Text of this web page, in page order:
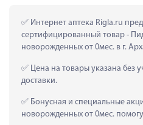
Интернет аптека Rigla.ru
сертифицированный товар -
новорожденных от 0мес. в г.
Цена на товары указана без
доставки.
Бонусная и специальные
новорожденных от 0мес.